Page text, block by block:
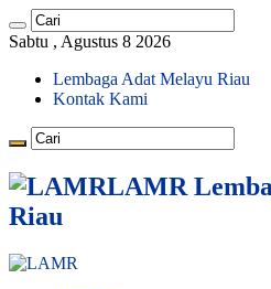
Sabtu , Agustus 8 2026
Lembaga Adat Melayu Riau
Kontak Kami
LAMR
Riau